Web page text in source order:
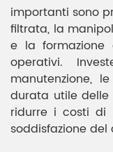
importanti sono
filtrata, la
e la formazione
operativi.
manutenzione,
durata utile
ridurre i costi di
soddisfazione del